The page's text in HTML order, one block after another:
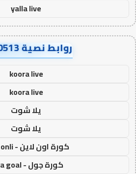
yalla live
روابط نصية AA80513
koora live
koora live
يلا شوت
يلا شوت
كورة اون لاين - kora onli
كورة جول - kora goal